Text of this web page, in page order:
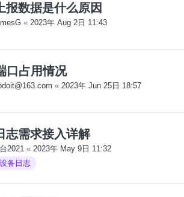
报数据是什么原因
« 2023年 Aug 2日 11:43
口占用情况
« 2023年 Jun 25日 18:57
志需求接入详解
2021 « 2023年 May 9日 11:32
设备日志